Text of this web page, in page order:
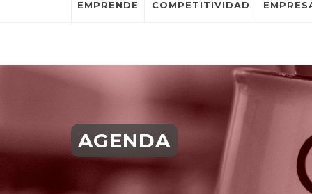
EMPRENDE COMPETITIVIDAD
AGENDA